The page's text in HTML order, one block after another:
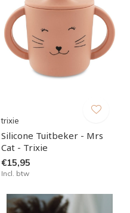
trixie
Silicone Tuitbeker - Mrs
Cat - Trixie
€15,95
Incl. btw